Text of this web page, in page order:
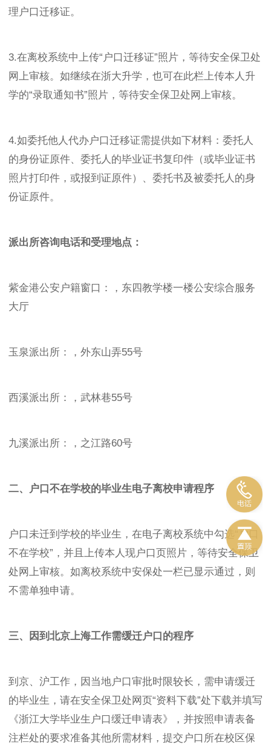
理户口迁移证。
3.在离校系统中上传“户口迁移证”照片，等待安全保卫处
网上审核。如继续在浙大升学，也可在此栏上传本人升
学的“录取通知书”照片，等待安全保卫处网上审核。
4.如委托他人代办户口迁移证需提供如下材料：委托人
的身份证原件、委托人的毕业证书复印件（或毕业证书
照片打印件，或报到证原件）、委托书及被委托人的身
份证原件。
派出所咨询电话和受理地点：
紫金港公安户籍窗口：，东四教学楼一楼公安综合服务
大厅
玉泉派出所：，外东山弄55号
西溪派出所：，武林巷55号
九溪派出所：，之江路60号
二、户口不在学校的毕业生电子离校申请程序
户口未迁到学校的毕业生，在电子离校系统中勾选“户口
不在学校”，并且上传本人现户口页照片，等待安全保卫
处网上审核。如离校系统中安保处一栏已显示通过，则
不需单独申请。
三、因到北京上海工作需缓迁户口的程序
到京、沪工作，因当地户口审批时限较长，需申请缓迁
的毕业生，请在安全保卫处网页“资料下载”处下载并填写
《浙江大学毕业生户口缓迁申请表》，并按照申请表备
注栏处的要求准备其他所需材料，提交户口所在校区保